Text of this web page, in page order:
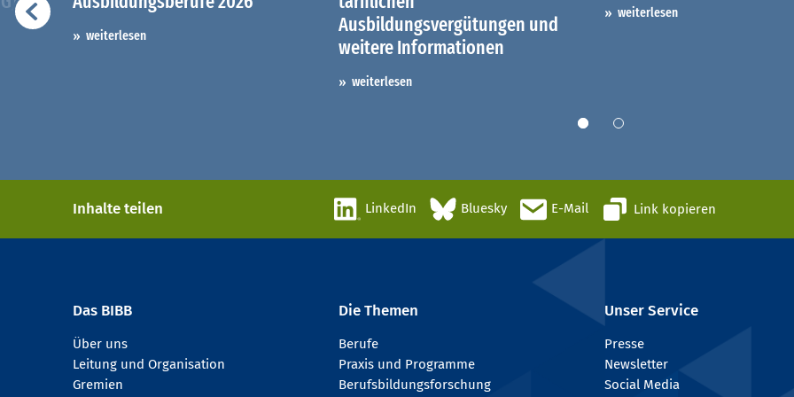
weiterlesen
Ausbildungsvergütungen und
weitere Informationen
weiterlesen
weiterlesen
Inhalte teilen LinkedIn Bluesky E-Mail Link kopieren
Das BIBB
Über uns
Leitung und Organisation
Gremien
Die Themen
Berufe
Praxis und Programme
Berufsbildungsforschung
Unser Service
Presse
Newsletter
Social Media